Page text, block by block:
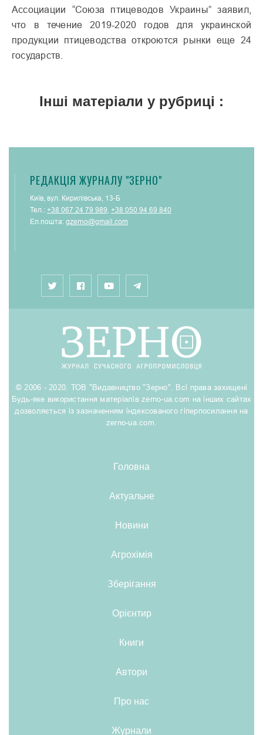
Ассоциации “Союза птицеводов Украины” заявил,
что в течение 2019-2020 годов для украинской
продукции птицеводства откроются рынки еще 24
государств.
Інші матеріали у рубриці :
РЕДАКЦІЯ ЖУРНАЛУ "ЗЕРНО"
Київ, вул. Кирилівська, 13-Б
Тел.: +38 067 24 79 989 +38 050 94 69 840
Ел.пошта: gzerno@gmail.com
© 2006 - 2020. ТОВ "Видавництво "Зерно". Всі права захищені
Будь-яке використання матеріалів zerno-ua.com на інших сайтах
дозволяється із зазначенням індексованого гіперпосилання на
zerno-ua.com.
Головна
Актуальне
Новини
Агрохімія
Зберігання
Орієнтир
Книги
Автори
Про нас
Журнали